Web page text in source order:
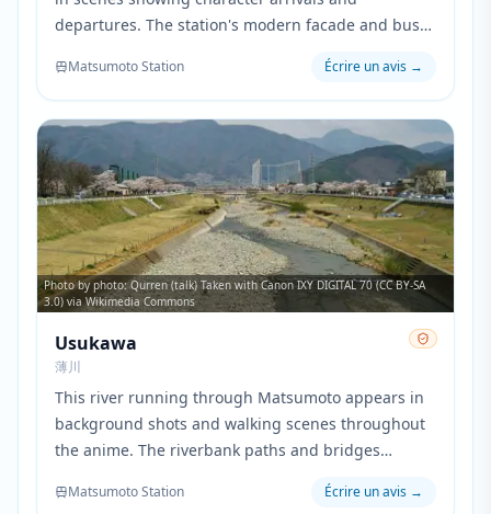
departures. The station's modern facade and busy
characters' small town life and the wider world
beyond.
Matsumoto Station Écrire un avis →
Photo by photo: Qurren (talk) Taken with Canon IXY DIGITAL 70 (CC BY-SA
3.0) via Wikimedia Commons
Usukawa
薄川
This river running through Matsumoto appears in
background shots and walking scenes throughout
the anime. The riverbank paths and bridges
important conversations and reflective moments
Matsumoto Station Écrire un avis →